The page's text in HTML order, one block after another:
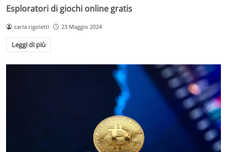
Esploratori di giochi online gratis
carla.rigoletti 23 Maggio 2024
Leggi di più